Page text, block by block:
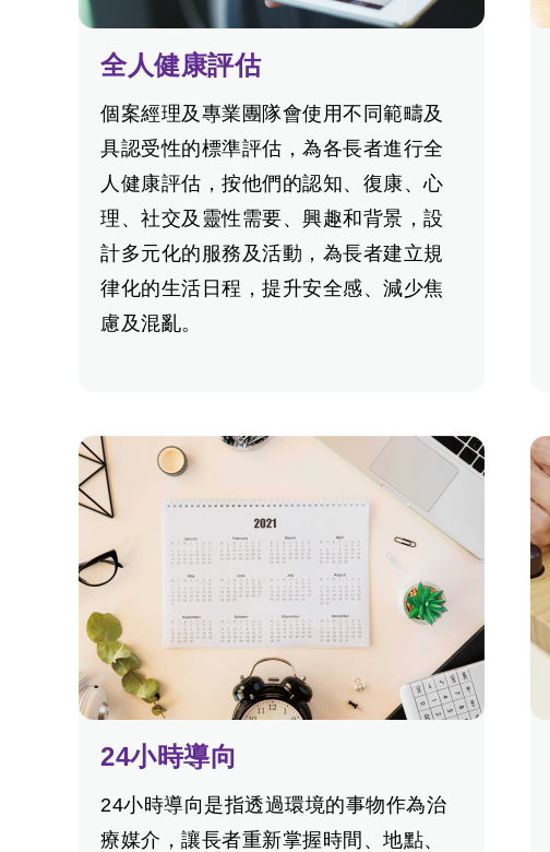
全人健康評估
個案經理及專業團隊會使用不同範疇及
具認受性的標準評估，為各長者進行全
人健康評估，按他們的認知、復康、心
理、社交及靈性需要、興趣和背景，設
計多元化的服務及活動，為長者建立規
律化的生活日程，提升安全感、減少焦
慮及混亂。
24小時導向
24小時導向是指透過環境的事物作為治
療媒介，讓長者重新掌握時間、地點、